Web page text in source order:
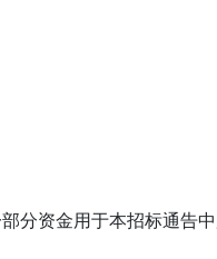
分资金用于本招标通告